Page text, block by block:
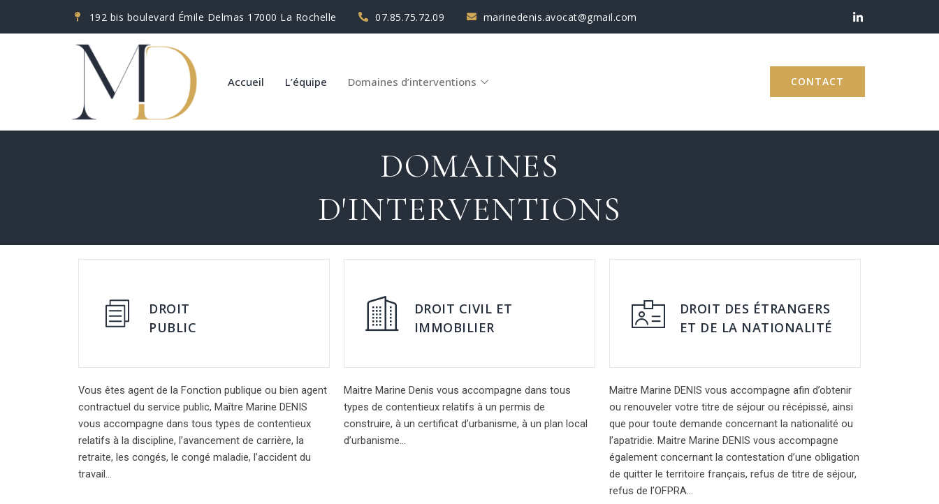
192 bis boulevard Émile Delmas 17000 La Rochelle 07.85.75.72.09 marinedenis.avocat@gmail.com
Accueil L’équipe Domaines d’interventions CONTACT
DOMAINES
D'INTERVENTIONS
DROIT
PUBLIC
Vous êtes agent de la Fonction publique ou bien agent
contractuel du service public, Maître Marine DENIS
vous accompagne dans tous types de contentieux
relatifs à la discipline, l’avancement de carrière, la
retraite, les congés, le congé maladie, l’accident du
travail…
DROIT CIVIL ET
IMMOBILIER
Maitre Marine Denis vous accompagne dans tous
types de contentieux relatifs à un permis de
construire, à un certificat d’urbanisme, à un plan local
d’urbanisme…
DROIT DES ÉTRANGERS
ET DE LA NATIONALITÉ
Maitre Marine DENIS vous accompagne afin d’obtenir
ou renouveler votre titre de séjour ou récépissé, ainsi
que pour toute demande concernant la nationalité ou
l’apatridie. Maitre Marine DENIS vous accompagne
également concernant la contestation d’une obligation
de quitter le territoire français, refus de titre de séjour,
refus de l’OFPRA…